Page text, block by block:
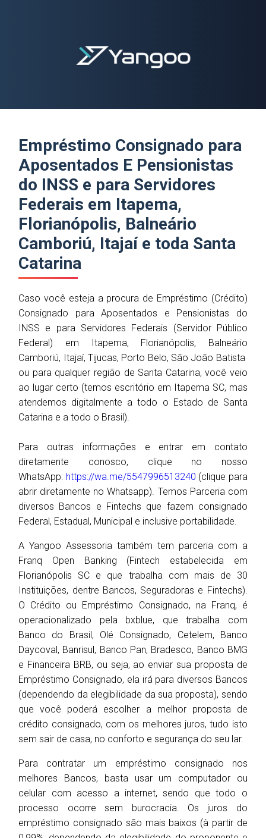
Yangoo Contabilidade Digital
Empréstimo Consignado para
Aposentados E Pensionistas
do INSS e para Servidores
Federais em Itapema,
Florianópolis, Balneário
Camboriú, Itajaí e toda Santa
Catarina
Caso você esteja a procura de Empréstimo (Crédito)
Consignado para Aposentados e Pensionistas do
INSS e para Servidores Federais (Servidor Público
Federal) em Itapema, Florianópolis, Balneário
Camboriú, Itajaí, Tijucas, Porto Belo, São João Batista
ou para qualquer região de Santa Catarina, você veio
ao lugar certo (temos escritório em Itapema SC, mas
atendemos digitalmente a todo o Estado de Santa
Catarina e a todo o Brasil).
Para outras informações e entrar em contato
diretamente conosco, clique no nosso
WhatsApp: https://wa.me/5547996513240 (clique para
abrir diretamente no Whatsapp). Temos Parceria com
diversos Bancos e Fintechs que fazem consignado
Federal, Estadual, Municipal e inclusive portabilidade.
A Yangoo Assessoria também tem parceria com a
Franq Open Banking (Fintech estabelecida em
Florianópolis SC e que trabalha com mais de 30
Instituições, dentre Bancos, Seguradoras e Fintechs).
O Crédito ou Empréstimo Consignado, na Franq, é
operacionalizado pela bxblue, que trabalha com
Banco do Brasil, Olé Consignado, Cetelem, Banco
Daycoval, Banrisul, Banco Pan, Bradesco, Banco BMG
e Financeira BRB, ou seja, ao enviar sua proposta de
Empréstimo Consignado, ela irá para diversos Bancos
(dependendo da elegibilidade da sua proposta), sendo
que você poderá escolher a melhor proposta de
crédito consignado, com os melhores juros, tudo isto
sem sair de casa, no conforto e segurança do seu lar.
Para contratar um empréstimo consignado nos
melhores Bancos, basta usar um computador ou
celular com acesso a internet, sendo que todo o
processo ocorre sem burocracia. Os juros do
empréstimo consignado são mais baixos (à partir de